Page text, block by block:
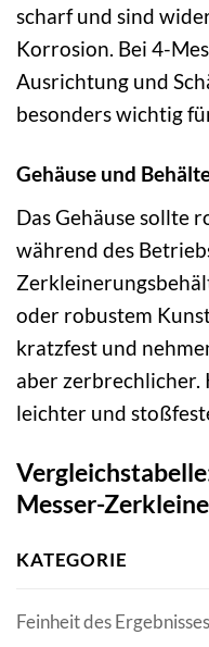
scharf und sind
Korrosion. Bei 4-
Ausrichtung und
besonders wichtig
Gehäuse und
Das Gehäuse sollte
während des
oder robustem
kratzfest und
aber
leichter und
Messer-
KATEGORIE
Feinheit des Ergebnisses